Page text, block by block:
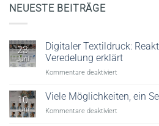
NEUESTE BEITRÄGE
23
Juni
Digitaler Textildruck:
Veredelung erklärt
Kommentare deaktiviert
Textildruck:
Reaktivdruck,
10
Juni
Viele Möglichkeiten, ein
Kommentare deaktiviert